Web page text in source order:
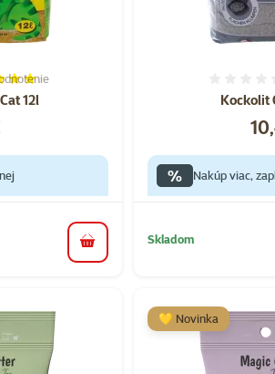
12l
80%, počet hodnotení: 9
do košíka
Kockolit
% Nakúp viac,
Skladom
💛 Novinka